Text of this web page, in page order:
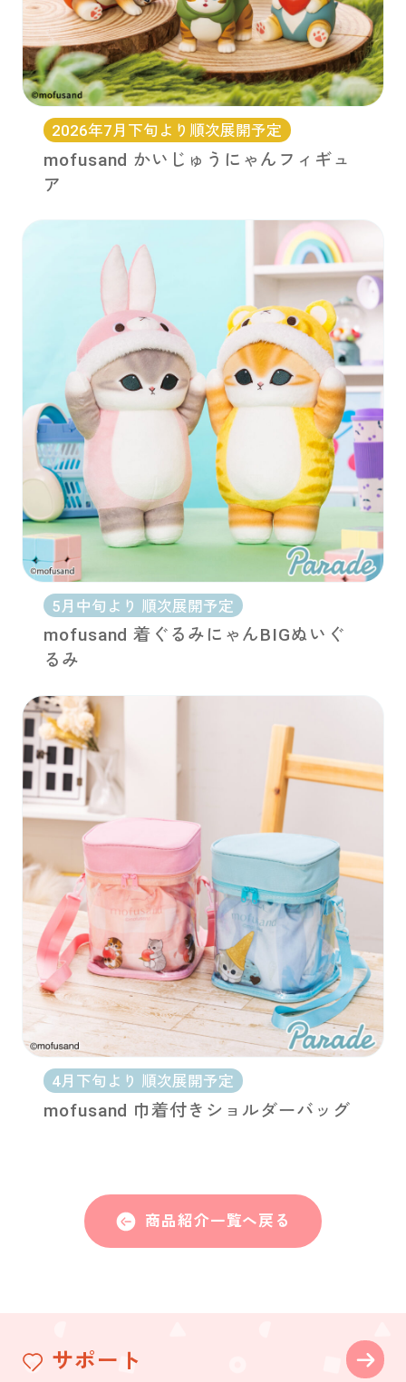
2026年7月下旬より順次展開予定
mofusand かいじゅうにゃんフィギュ
ア
5月中旬より 順次展開予定
mofusand 着ぐるみにゃんBIGぬいぐ
るみ
4月下旬より 順次展開予定
mofusand 巾着付きショルダーバッグ
商品紹介一覧へ戻る
サポート